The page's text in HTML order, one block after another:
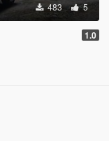
483 5
1.0